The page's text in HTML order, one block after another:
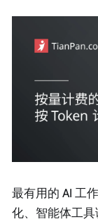
最有用的 AI 工
化、智能体工